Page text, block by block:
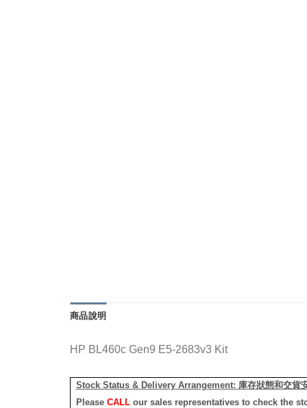
商品說明
HP BL460c Gen9 E5-2683v3 Kit
Stock Status & Delivery Arrangement: 庫存狀態和交貨
Please CALLour sales representatives to check the